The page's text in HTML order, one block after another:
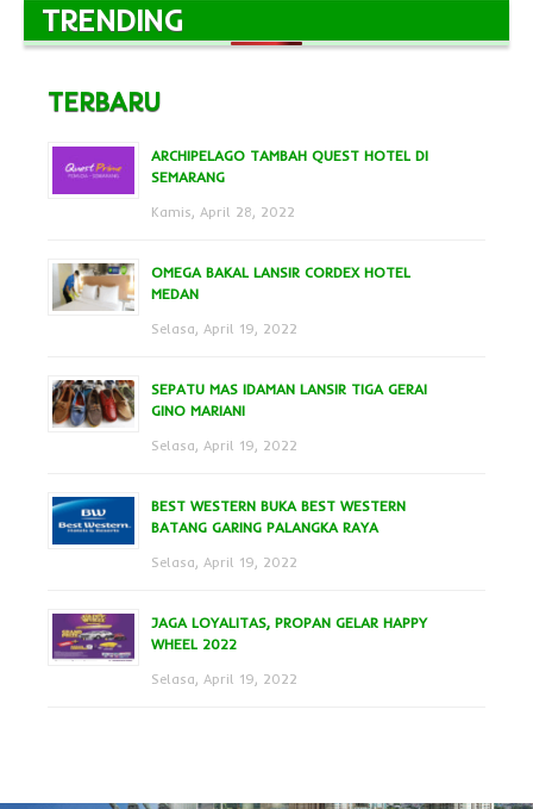
TRENDING
TERBARU
ARCHIPELAGO TAMBAH QUEST HOTEL DI
SEMARANG
Kamis, April 28, 2022
OMEGA BAKAL LANSIR CORDEX HOTEL
MEDAN
Selasa, April 19, 2022
SEPATU MAS IDAMAN LANSIR TIGA GERAI
GINO MARIANI
Selasa, April 19, 2022
BEST WESTERN BUKA BEST WESTERN
BATANG GARING PALANGKA RAYA
Selasa, April 19, 2022
JAGA LOYALITAS, PROPAN GELAR HAPPY
WHEEL 2022
Selasa, April 19, 2022